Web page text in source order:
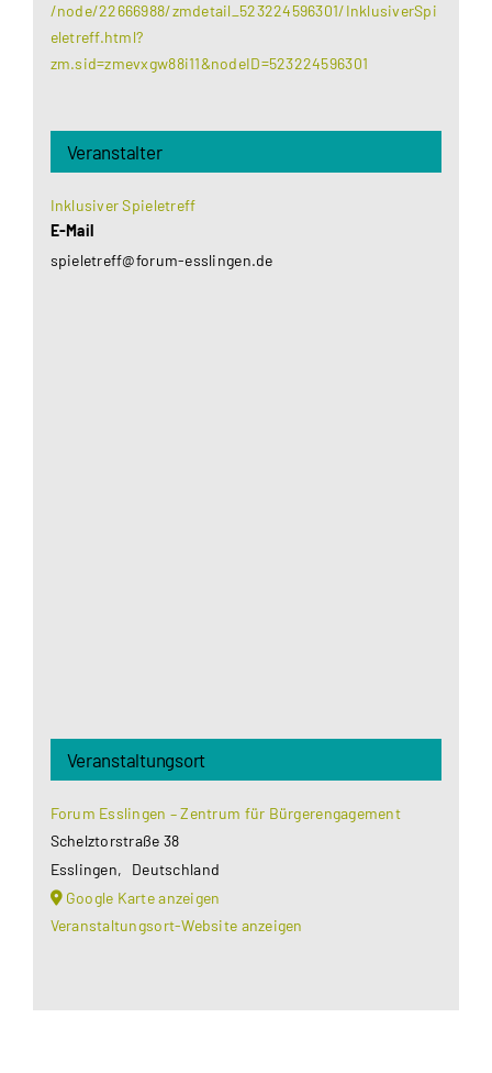
/node/22666988/zmdetail_523224596301/InklusiverSpi
eletreff.html?
zm.sid=zmevxgw88i11&nodeID=523224596301
Veranstalter
Inklusiver Spieletreff
E-Mail
spieletreff@forum-esslingen.de
Veranstaltungsort
Forum Esslingen – Zentrum für Bürgerengagement
Schelztorstraße 38
Esslingen,
Deutschland
Google Karte anzeigen
Veranstaltungsort-Website anzeigen